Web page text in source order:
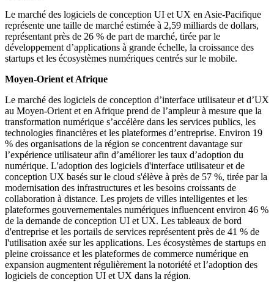
Le marché des logiciels de conception UI et UX en Asie-Pacifique
représente une taille de marché estimée à 2,59 milliards de dollars,
représentant près de 26 % de part de marché, tirée par le
développement d’applications à grande échelle, la croissance des
startups et les écosystèmes numériques centrés sur le mobile.
Moyen-Orient et Afrique
Le marché des logiciels de conception d’interface utilisateur et d’UX
au Moyen-Orient et en Afrique prend de l’ampleur à mesure que la
transformation numérique s’accélère dans les services publics, les
technologies financières et les plateformes d’entreprise. Environ 19
% des organisations de la région se concentrent davantage sur
l’expérience utilisateur afin d’améliorer les taux d’adoption du
numérique. L'adoption des logiciels d'interface utilisateur et de
conception UX basés sur le cloud s'élève à près de 57 %, tirée par la
modernisation des infrastructures et les besoins croissants de
collaboration à distance. Les projets de villes intelligentes et les
plateformes gouvernementales numériques influencent environ 46 %
de la demande de conception UI et UX. Les tableaux de bord
d'entreprise et les portails de services représentent près de 41 % de
l'utilisation axée sur les applications. Les écosystèmes de startups en
pleine croissance et les plateformes de commerce numérique en
expansion augmentent régulièrement la notoriété et l’adoption des
logiciels de conception UI et UX dans la région.